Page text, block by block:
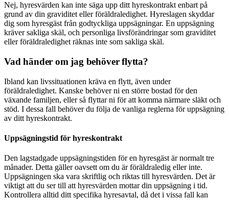
Nej, hyresvärden kan inte säga upp ditt hyreskontrakt enbart på
grund av din graviditet eller föräldraledighet. Hyreslagen skyddar
dig som hyresgäst från godtyckliga uppsägningar. En uppsägning
kräver sakliga skäl, och personliga livsförändringar som graviditet
eller föräldraledighet räknas inte som sakliga skäl.
Vad händer om jag behöver flytta?
Ibland kan livssituationen kräva en flytt, även under
föräldraledighet. Kanske behöver ni en större bostad för den
växande familjen, eller så flyttar ni för att komma närmare släkt och
stöd. I dessa fall behöver du följa de vanliga reglerna för uppsägning
av ditt hyreskontrakt.
Uppsägningstid för hyreskontrakt
Den lagstadgade uppsägningstiden för en hyresgäst är normalt tre
månader. Detta gäller oavsett om du är föräldraledig eller inte.
Uppsägningen ska vara skriftlig och riktas till hyresvärden. Det är
viktigt att du ser till att hyresvärden mottar din uppsägning i tid.
Kontrollera alltid ditt specifika hyresavtal, då det i vissa fall kan